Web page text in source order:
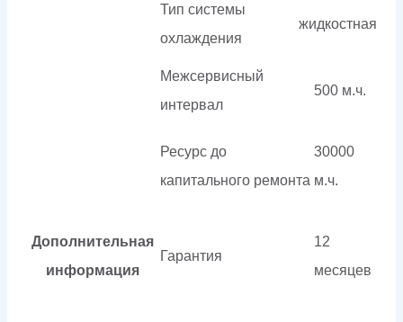
Тип системы
охлаждения
жидкостная
Дополнительная
информация
Межсервисный
интервал
500 м.ч.
Ресурс до
капитального ремонта
30000
м.ч.
Гарантия
12
месяцев